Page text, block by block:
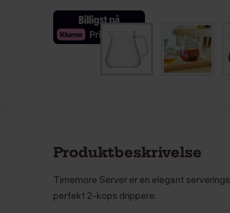
Produktbeskrivelse
Timemore Server er en elegant
perfekt 2-kops drippere.